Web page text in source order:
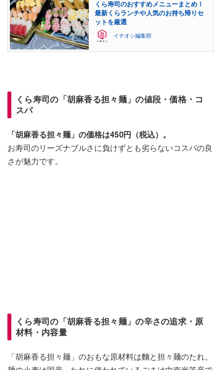
くら寿司のおすすめメニューまとめ！
最新くらランチや人気のお持ち帰りセ
ットを厳選
イチオシ編集部
くら寿司の「胡麻香る担々麺」の値段・価格・コ
スパ
「胡麻香る担々麺」の価格は450円（税込）。
お寿司のリーズナブルさに負けずとも劣らないコスパの良
さが魅力です。
くら寿司の「胡麻香る担々麺」の辛さの追求・原
材料・内容量
「胡麻香る担々麺」のおもな原材料は麵と担々麺のたれ。